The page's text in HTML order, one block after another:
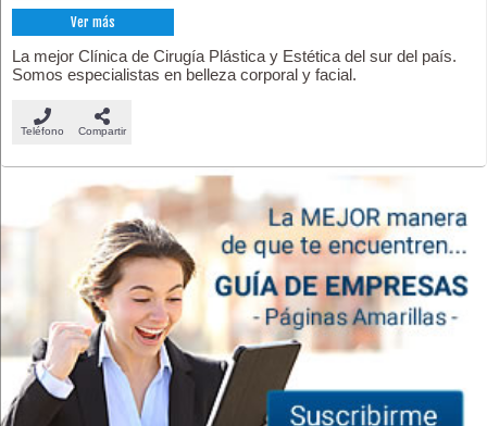
Ver más
La mejor Clínica de Cirugía Plástica y Estética del sur del país.
Somos especialistas en belleza corporal y facial.
Teléfono Compartir